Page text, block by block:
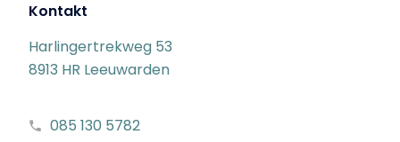
Kontakt
Harlingertrekweg 53
8913 HR Leeuwarden
085 130 5782